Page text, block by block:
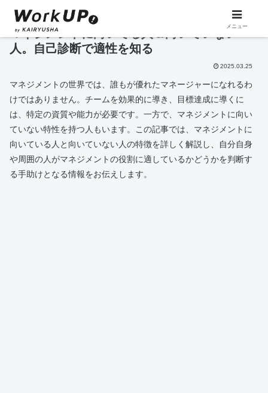
マネジメントに向いてる人＆向いていない
人。自己診断で適性を知る
2025.03.25
マネジメントの世界では、誰もが優れたマネージャーになれるわ
けではありません。チームを効果的に導き、目標達成に導くに
は、特定の資質や能力が必要です。一方で、マネジメントに向い
ていない特性を持つ人もいます。この記事では、マネジメントに
向いている人と向いていない人の特徴を詳しく解説し、自分自身
や周囲の人がマネジメントの役割に適しているかどうかを判断す
る手助けとなる情報をお伝えします。
メニュー